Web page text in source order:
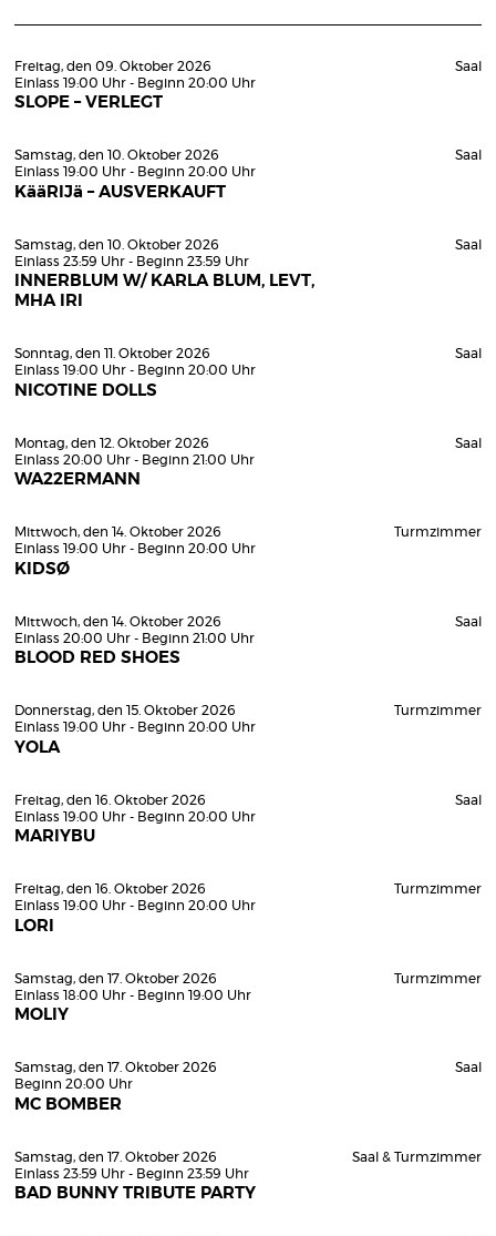
Freitag, den 09. Oktober 2026
Einlass 19:00 Uhr - Beginn 20:00 Uhr
SLOPE – VERLEGT
Saal
Samstag, den 10. Oktober 2026
Einlass 19:00 Uhr - Beginn 20:00 Uhr
KääRIJä – AUSVERKAUFT
Saal
Samstag, den 10. Oktober 2026
Einlass 23:59 Uhr - Beginn 23:59 Uhr
INNERBLUM W/ KARLA BLUM, LEVT,
MHA IRI
Saal
Sonntag, den 11. Oktober 2026
Einlass 19:00 Uhr - Beginn 20:00 Uhr
NICOTINE DOLLS
Saal
Montag, den 12. Oktober 2026
Einlass 20:00 Uhr - Beginn 21:00 Uhr
WA22ERMANN
Saal
Mittwoch, den 14. Oktober 2026
Einlass 19:00 Uhr - Beginn 20:00 Uhr
KIDSØ
Turmzimmer
Mittwoch, den 14. Oktober 2026
Einlass 20:00 Uhr - Beginn 21:00 Uhr
BLOOD RED SHOES
Saal
Donnerstag, den 15. Oktober 2026
Einlass 19:00 Uhr - Beginn 20:00 Uhr
YOLA
Turmzimmer
Freitag, den 16. Oktober 2026
Einlass 19:00 Uhr - Beginn 20:00 Uhr
MARIYBU
Saal
Freitag, den 16. Oktober 2026
Einlass 19:00 Uhr - Beginn 20:00 Uhr
LORI
Turmzimmer
Samstag, den 17. Oktober 2026
Einlass 18:00 Uhr - Beginn 19:00 Uhr
MOLIY
Turmzimmer
Samstag, den 17. Oktober 2026
Beginn 20:00 Uhr
MC BOMBER
Saal
Samstag, den 17. Oktober 2026
Einlass 23:59 Uhr - Beginn 23:59 Uhr
BAD BUNNY TRIBUTE PARTY
Saal & Turmzimmer